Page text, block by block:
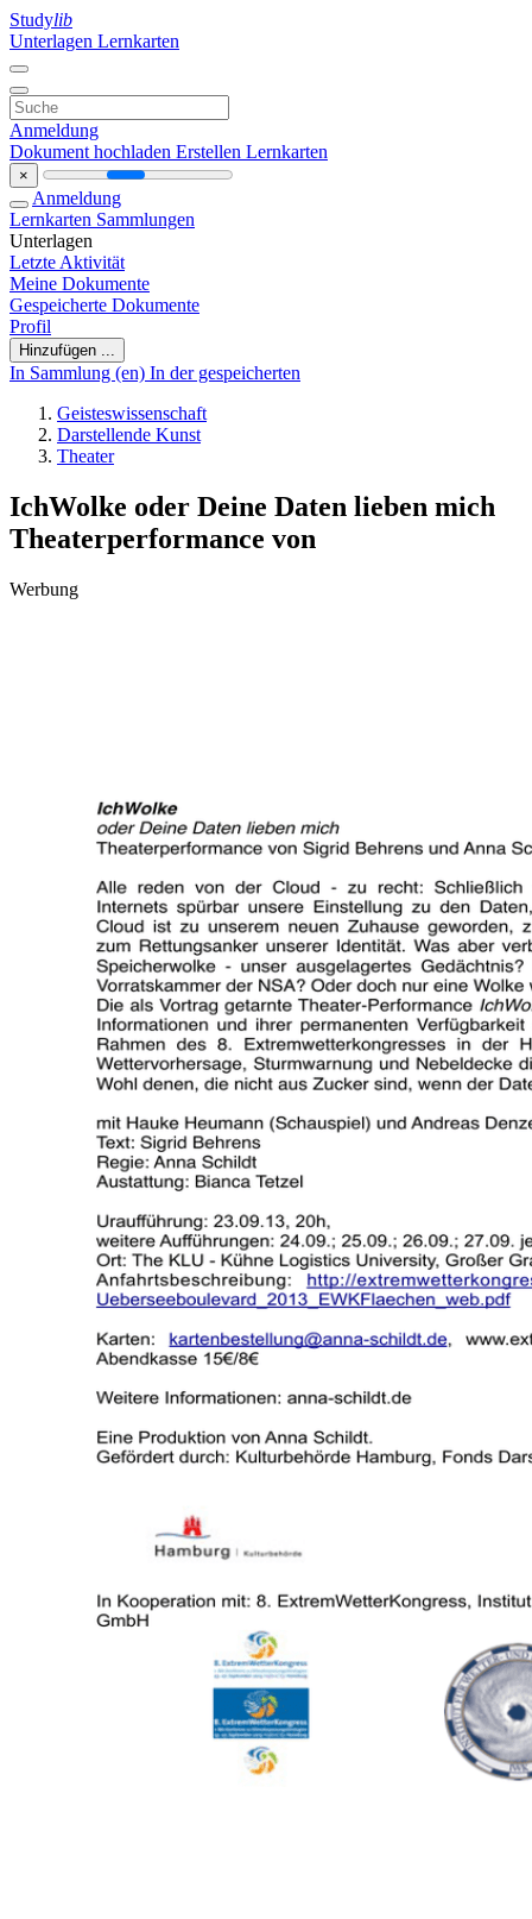
Studylib
Unterlagen Lernkarten
Anmeldung
Dokument hochladen Erstellen Lernkarten
×
Anmeldung
Lernkarten Sammlungen
Unterlagen
Letzte Aktivität
Meine Dokumente
Gespeicherte Dokumente
Profil
Hinzufügen ...
In Sammlung (en) In der gespeicherten
Geisteswissenschaft
Darstellende Kunst
Theater
IchWolke oder Deine Daten lieben mich
Theaterperformance von
Werbung